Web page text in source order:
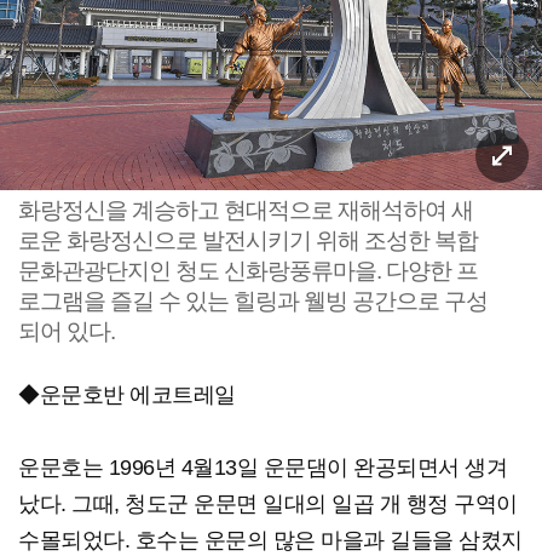
화랑정신을 계승하고 현대적으로 재해석하여 새
로운 화랑정신으로 발전시키기 위해 조성한 복합
문화관광단지인 청도 신화랑풍류마을. 다양한 프
로그램을 즐길 수 있는 힐링과 웰빙 공간으로 구성
되어 있다.
◆운문호반 에코트레일
운문호는 1996년 4월13일 운문댐이 완공되면서 생겨
났다. 그때, 청도군 운문면 일대의 일곱 개 행정 구역이
수몰되었다. 호수는 운문의 많은 마을과 길들을 삼켰지